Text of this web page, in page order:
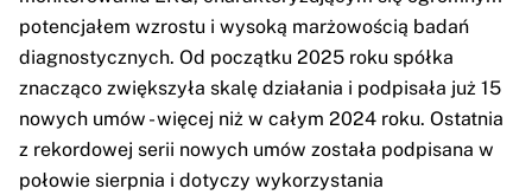
potencjałem wzrostu i wysoką marżowością badań
diagnostycznych. Od początku 2025 roku spółka
znacząco zwiększyła skalę działania i podpisała już 15
nowych umów - więcej niż w całym 2024 roku. Ostatnia
z rekordowej serii nowych umów została podpisana w
połowie sierpnia i dotyczy wykorzystania